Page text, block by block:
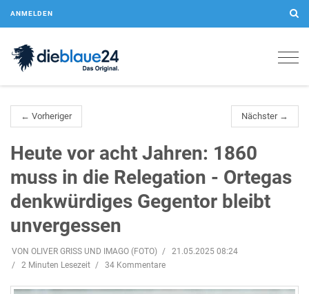
ANMELDEN
← Vorheriger Nächster →
Heute vor acht Jahren: 1860
muss in die Relegation - Ortegas
denkwürdiges Gegentor bleibt
unvergessen
VON OLIVER GRISS UND IMAGO (FOTO)
21.05.2025 08:24
2 Minuten Lesezeit
34 Kommentare